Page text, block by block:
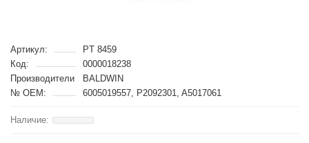
Артикул:
PT 8459
Код:
0000018238
Производители
BALDWIN
№ OEM:
6005019557, P2092301, A5017061